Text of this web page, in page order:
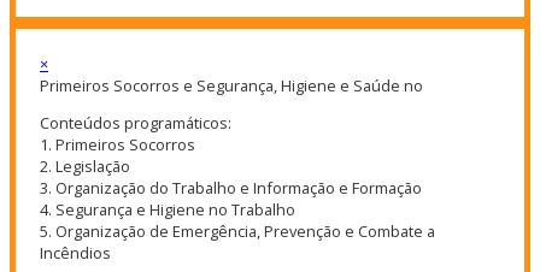
×
Primeiros Socorros e Segurança, Higiene e Saúde no
Conteúdos programáticos:
1. Primeiros Socorros
2. Legislação
3. Organização do Trabalho e Informação e Formação
4. Segurança e Higiene no Trabalho
5. Organização de Emergência, Prevenção e Combate a
Incêndios